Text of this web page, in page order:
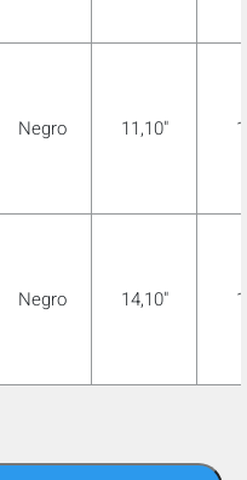
Negro 11,10"
Negro 14,10"